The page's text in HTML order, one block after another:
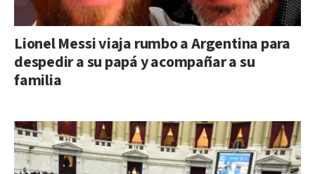
Lionel Messi viaja rumbo a Argentina para
despedir a su papá y acompañar a su
familia